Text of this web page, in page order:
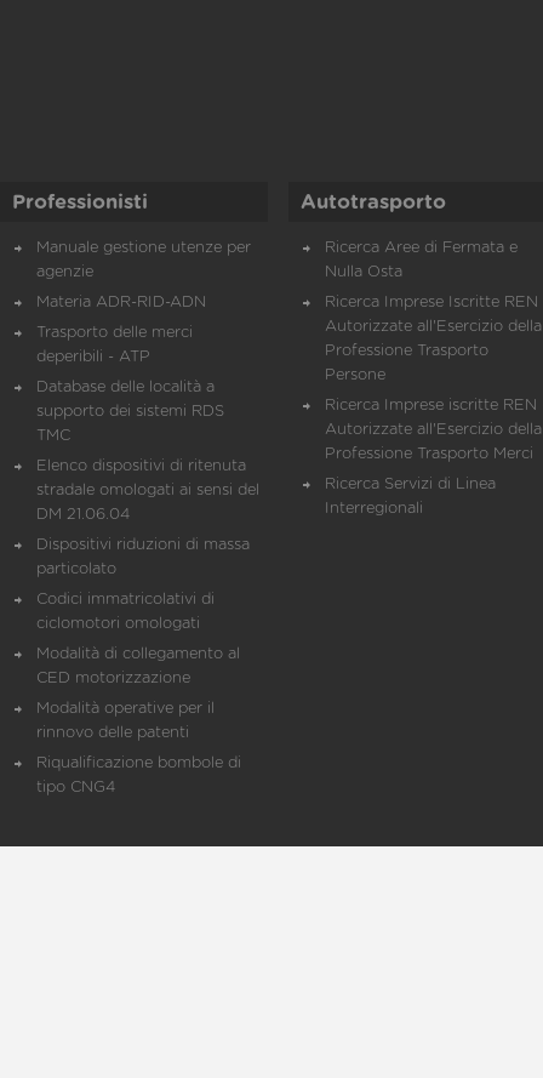
Professionisti
Manuale gestione utenze per
agenzie
Materia ADR-RID-ADN
Trasporto delle merci
deperibili - ATP
Database delle località a
supporto dei sistemi RDS
TMC
Elenco dispositivi di ritenuta
stradale omologati ai sensi del
DM 21.06.04
Dispositivi riduzioni di massa
particolato
Codici immatricolativi di
ciclomotori omologati
Modalità di collegamento al
CED motorizzazione
Modalità operative per il
rinnovo delle patenti
Riqualificazione bombole di
tipo CNG4
Autotrasporto
Ricerca Aree di Fermata e
Nulla Osta
Ricerca Imprese Iscritte REN
Autorizzate all'Esercizio della
Professione Trasporto
Persone
Ricerca Imprese iscritte REN
Autorizzate all'Esercizio della
Professione Trasporto Merci
Ricerca Servizi di Linea
Interregionali